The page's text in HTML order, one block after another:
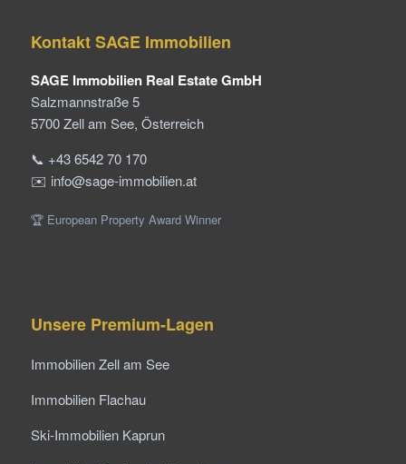
Kontakt SAGE Immobilien
SAGE Immobilien Real Estate GmbH
Salzmannstraße 5
5700 Zell am See, Österreich
📞 +43 6542 70 170
✉️ info@sage-immobilien.at
🏆 European Property Award Winner
Unsere Premium-Lagen
Immobilien Zell am See
Immobilien Flachau
Ski-Immobilien Kaprun